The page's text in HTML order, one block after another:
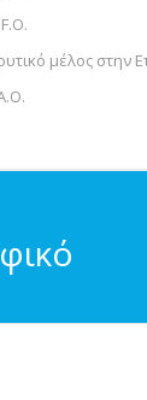
μέλος στην